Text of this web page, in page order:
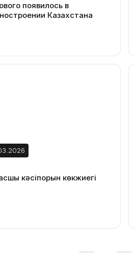
появилось в
Казахстана
кәсіпорын көкжиегі